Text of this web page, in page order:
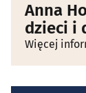
Anna
dzieci i
Więcej